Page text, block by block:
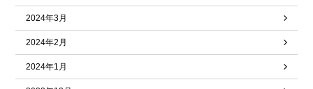
2024年3月
2024年2月
2024年1月